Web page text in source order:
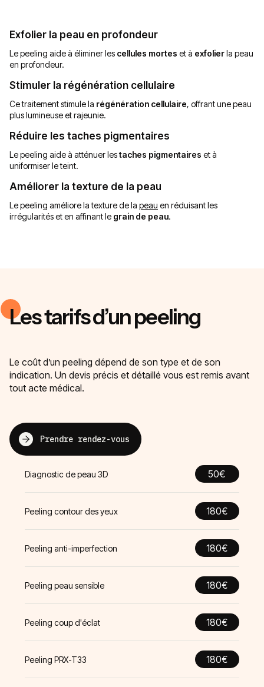
Exfolier la peau en profondeur
Le peeling aide à éliminer les cellules mortes et à exfolierla peau
en profondeur.
Stimuler la régénération cellulaire
Ce traitement stimule la régénération cellulaire, offrant une peau
plus lumineuse et rajeunie.
Réduire les taches pigmentaires
Le peeling aide à atténuer lestaches pigmentaires et à
uniformiser le teint.
Améliorer la texture de la peau
Le peeling améliore la texture de la peau en réduisant les
irrégularités et en affinant le grain de peau.
Les tarifs d’un peeling
Le coût d’un peeling dépend de son type et de son
indication. Un devis précis et détaillé vous est remis avant
tout acte médical.
Prendre rendez-vous
Diagnostic de peau 3D 50€
Peeling contour des yeux 180€
Peeling anti-imperfection 180€
Peeling peau sensible 180€
Peeling coup d'éclat 180€
Peeling PRX-T33 180€